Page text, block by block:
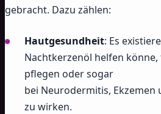
gebracht. Dazu zählen:
Hautgesundheit: Es
Nachtkerzenöl helfen
pflegen oder sogar
bei Neurodermitis,
zu wirken.